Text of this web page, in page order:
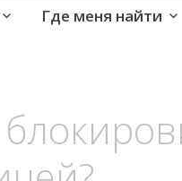
Где меня найти